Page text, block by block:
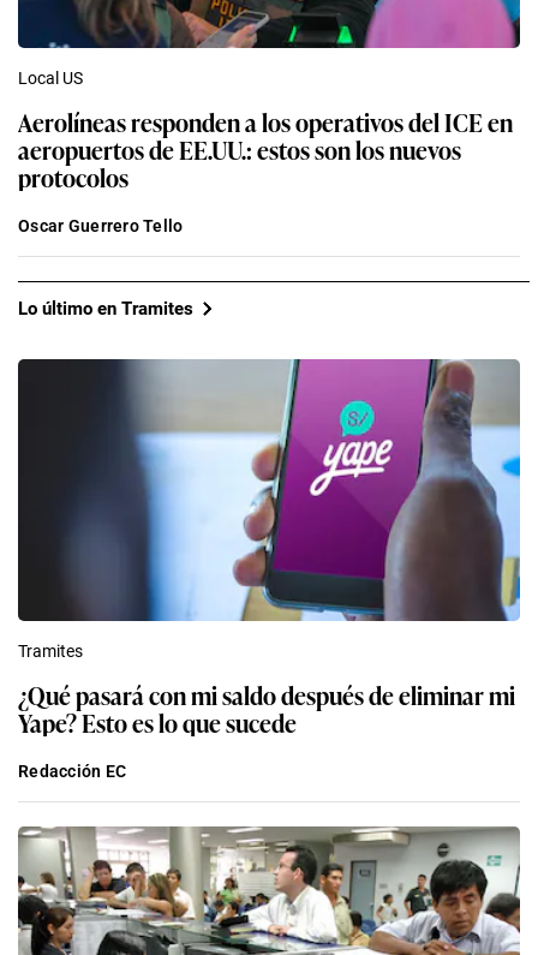
Local US
Aerolíneas responden a los operativos del ICE en
aeropuertos de EE.UU.: estos son los nuevos
protocolos
Oscar Guerrero Tello
Lo último en Tramites
Tramites
¿Qué pasará con mi saldo después de eliminar mi
Yape? Esto es lo que sucede
Redacción EC